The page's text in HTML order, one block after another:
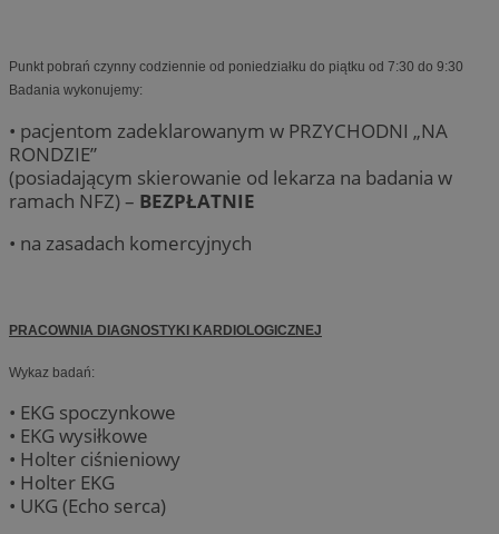
Punkt pobrań czynny codziennie od poniedziałku do piątku od 7:30 do 9:30
Badania wykonujemy:
• pacjentom zadeklarowanym w PRZYCHODNI „NA
RONDZIE”
(posiadającym skierowanie od lekarza na badania w
ramach NFZ) – BEZPŁATNIE
• na zasadach komercyjnych
PRACOWNIA DIAGNOSTYKI KARDIOLOGICZNEJ
Wykaz badań:
• EKG spoczynkowe
• EKG wysiłkowe
• Holter ciśnieniowy
• Holter EKG
• UKG (Echo serca)